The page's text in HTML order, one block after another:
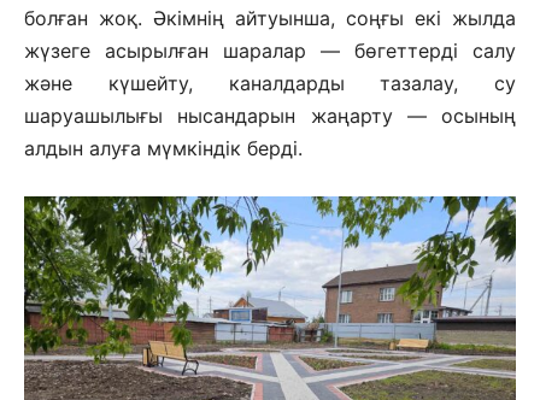
болған жоқ. Әкімнің айтуынша, соңғы екі жылда
жүзеге асырылған шаралар — бөгеттерді салу
және күшейту, каналдарды тазалау, су
шаруашылығы нысандарын жаңарту — осының
алдын алуға мүмкіндік берді.